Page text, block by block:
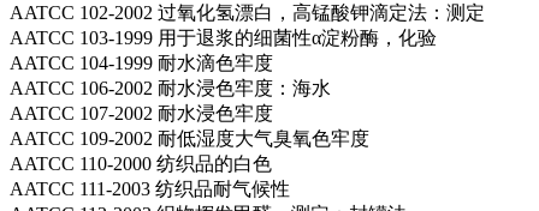
AATCC 102-2002 过氧化氢漂白，高锰酸钾滴定法：测定
AATCC 103-1999 用于退浆的细菌性α淀粉酶，化验
AATCC 104-1999 耐水滴色牢度
AATCC 106-2002 耐水浸色牢度：海水
AATCC 107-2002 耐水浸色牢度
AATCC 109-2002 耐低湿度大气臭氧色牢度
AATCC 110-2000 纺织品的白色
AATCC 111-2003 纺织品耐气候性